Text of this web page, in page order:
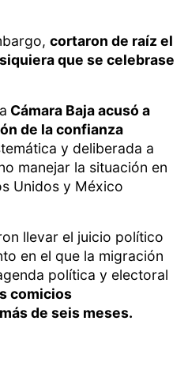
cortaron de raíz el
que se celebrase
Cámara Baja acusó a
de la confianza
y deliberada a
manejar la situación en
Unidos y México
llevar el juicio político
en el que la migración
política y electoral
comicios
de seis meses.